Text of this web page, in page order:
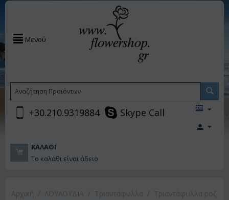
Μενού
+30.210.9319884 Skype Call
ΚΑΛΆΘΙ
Το καλάθι είναι άδειο